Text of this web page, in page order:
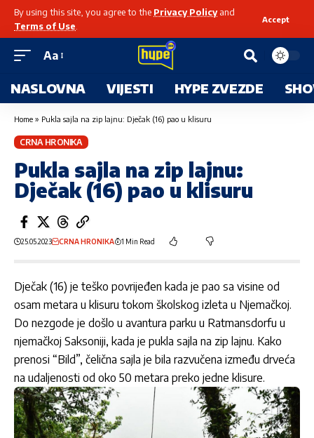
By using this site, you agree to the Privacy Policyand
Terms of Use
Accept
Aa
NASLOVNA VIJESTI HYPE ZVEZDE
Home » Pukla sajla na zip lajnu: Dječak (16) pao u klisuru
CRNA HRONIKA
Pukla sajla na zip lajnu:
Dječak (16) pao u klisuru
25.05.2023 CRNA HRONIKA 1 Min Read
Dječak (16) je teško povrijeđen kada je pao sa visine od
osam metara u klisuru tokom školskog izleta u Njemačkoj.
Do nezgode je došlo u avantura parku u Ratmansdorfu u
njemačkoj Saksoniji, kada je pukla sajla na zip lajnu. Kako
prenosi “Bild”, čelična sajla je bila razvučena između drveća
na udaljenosti od oko 50 metara preko jedne klisure.